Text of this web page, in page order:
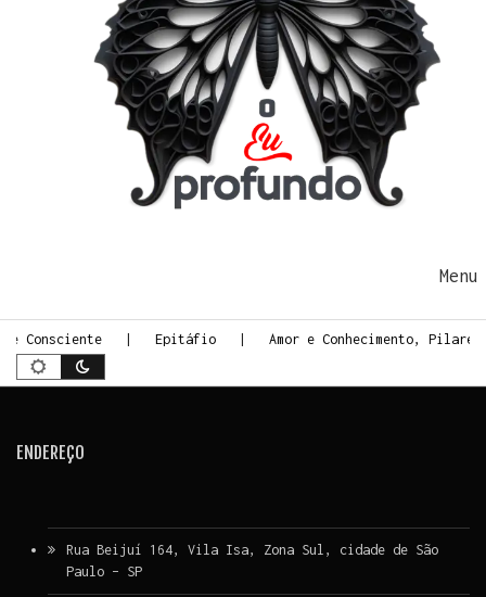
Consciente Epitáfio Amor e Conhecimento,
ENDEREÇO
Rua Beijuí 164, Vila Isa, Zona Sul, cidade de São
Paulo – SP